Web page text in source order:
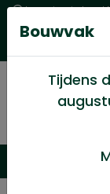
Levering in heel
Goede
Bouwvak
Tijdens